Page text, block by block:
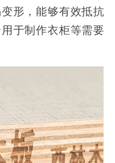
形，能够有效抵抗
于制作衣柜等需要